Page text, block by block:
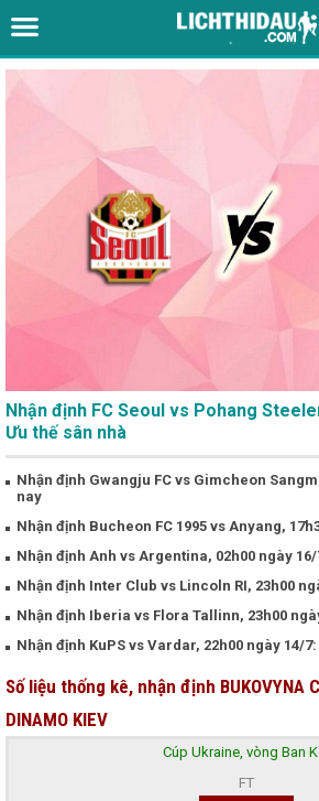
Nhận định FC Seoul vs Pohang
Ưu thế sân nhà
Nhận định Gwangju FC vs Gimcheon
nay
Nhận định Bucheon FC 1995 vs Anyang,
Nhận định Anh vs Argentina, 02h00 ngày
Nhận định Inter Club vs Lincoln RI, 23h00
Nhận định Iberia vs Flora Tallinn, 23h00
Nhận định KuPS vs Vardar, 22h00 ngày 14/
Số liệu thống kê, nhận định BUKOVYNA
DINAMO KIEV
Cúp Ukraine, vòng Ban
FT